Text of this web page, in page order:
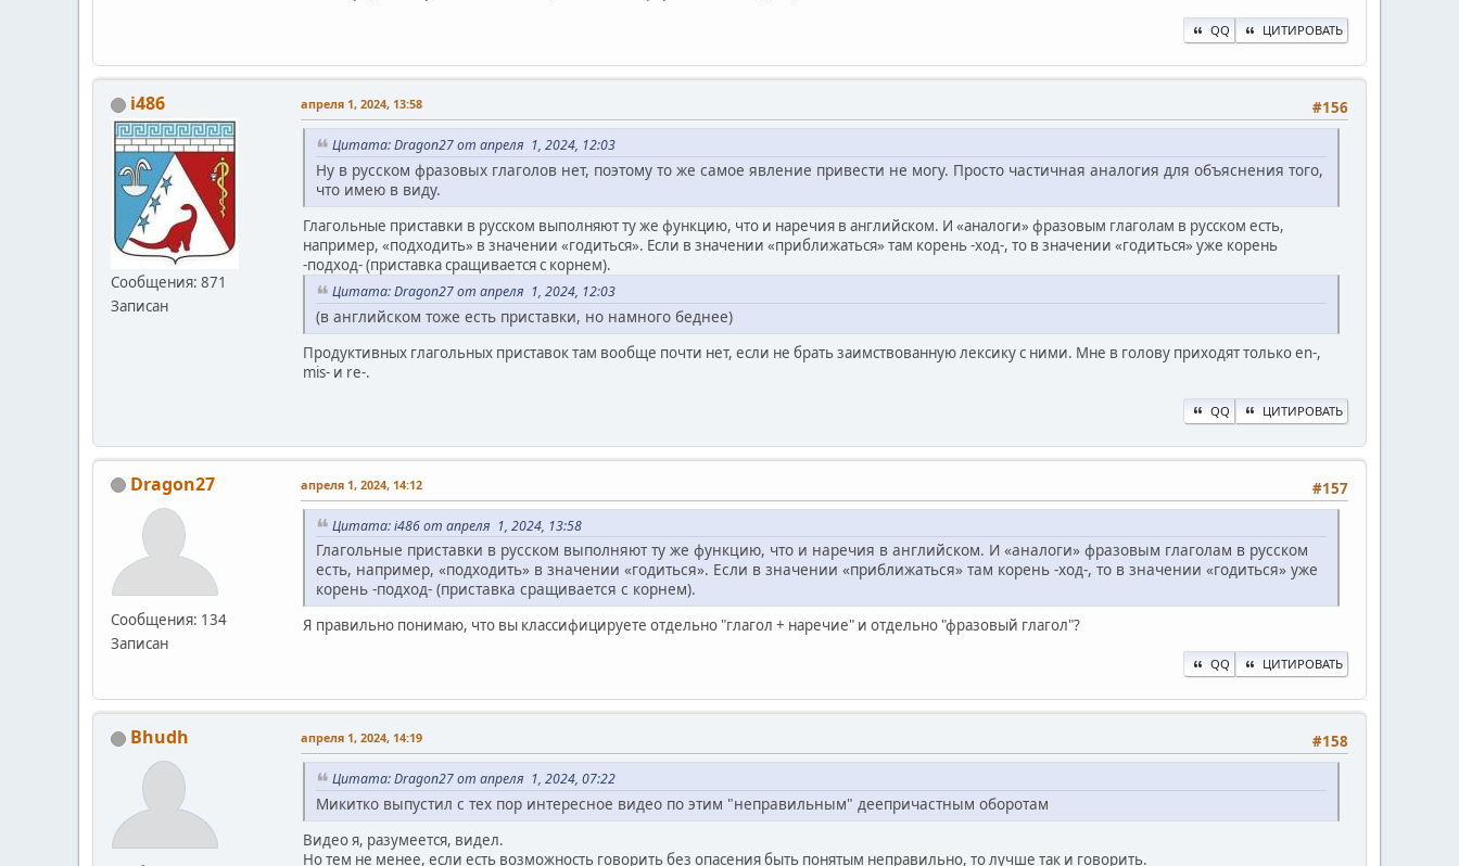
QQ ЦИТИРОВАТЬ
i486
Сообщения: 871
Записан
#156
апреля 1, 2024, 13:58
Цитата: Dragon27 от апреля 1, 2024, 12:03
Ну в русском фразовых глаголов нет, поэтому то же самое явление привести не могу. Просто частичная аналогия для объяснения того,
что имею в виду.
Глагольные приставки в русском выполняют ту же функцию, что и наречия в английском. И «аналоги» фразовым глаголам в русском есть,
например, «подходить» в значении «годиться». Если в значении «приближаться» там корень -ход-, то в значении «годиться» уже корень
-подход- (приставка сращивается с корнем).
Цитата: Dragon27 от апреля 1, 2024, 12:03
(в английском тоже есть приставки, но намного беднее)
Продуктивных глагольных приставок там вообще почти нет, если не брать заимствованную лексику с ними. Мне в голову приходят только en-,
mis- и re-.
QQ ЦИТИРОВАТЬ
Dragon27
Сообщения: 134
Записан
#157
апреля 1, 2024, 14:12
Цитата: i486 от апреля 1, 2024, 13:58
Глагольные приставки в русском выполняют ту же функцию, что и наречия в английском. И «аналоги» фразовым глаголам в русском
есть, например, «подходить» в значении «годиться». Если в значении «приближаться» там корень -ход-, то в значении «годиться» уже
корень -подход- (приставка сращивается с корнем).
Я правильно понимаю, что вы классифицируете отдельно "глагол + наречие" и отдельно "фразовый глагол"?
QQ ЦИТИРОВАТЬ
Bhudh #158
апреля 1, 2024, 14:19
Цитата: Dragon27 от апреля 1, 2024, 07:22
Микитко выпустил с тех пор интересное видео по этим "неправильным" деепричастным оборотам
Видео я, разумеется, видел.
Но тем не менее, если есть возможность говорить без опасения быть понятым неправильно, то лучше так и говорить.